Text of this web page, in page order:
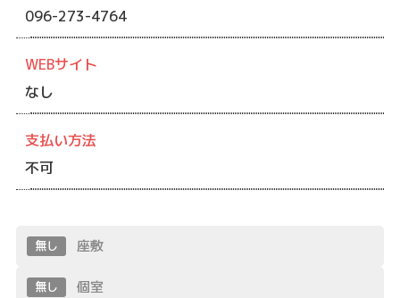
096-273-4764
WEBサイト
なし
支払い方法
不可
無し 座敷
無し 個室